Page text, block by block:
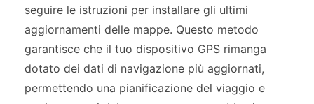
seguire le istruzioni per installare gli ultimi
aggiornamenti delle mappe. Questo metodo
garantisce che il tuo dispositivo GPS rimanga
dotato dei dati di navigazione più aggiornati,
permettendo una pianificazione del viaggio e